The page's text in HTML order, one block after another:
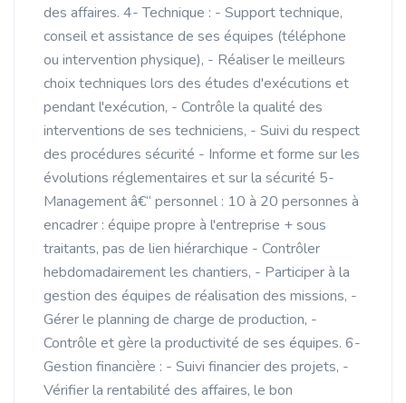
des affaires. 4- Technique : - Support technique,
conseil et assistance de ses équipes (téléphone
ou intervention physique), - Réaliser le meilleurs
choix techniques lors des études d'exécutions et
pendant l'exécution, - Contrôle la qualité des
interventions de ses techniciens, - Suivi du respect
des procédures sécurité - Informe et forme sur les
évolutions réglementaires et sur la sécurité 5-
Management â€“ personnel : 10 à 20 personnes à
encadrer : équipe propre à l'entreprise + sous
traitants, pas de lien hiérarchique - Contrôler
hebdomadairement les chantiers, - Participer à la
gestion des équipes de réalisation des missions, -
Gérer le planning de charge de production, -
Contrôle et gère la productivité de ses équipes. 6-
Gestion financière : - Suivi financier des projets, -
Vérifier la rentabilité des affaires, le bon